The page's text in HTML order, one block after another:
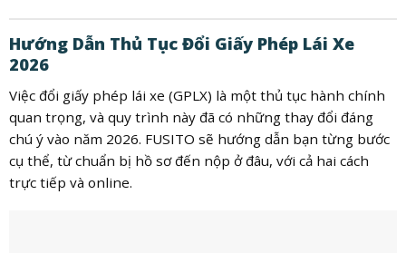
Hướng Dẫn Thủ Tục Đổi Giấy Phép Lái Xe
2026
Việc đổi giấy phép lái xe (GPLX) là một thủ tục hành chính
quan trọng, và quy trình này đã có những thay đổi đáng
chú ý vào năm 2026. FUSITO sẽ hướng dẫn bạn từng bước
cụ thể, từ chuẩn bị hồ sơ đến nộp ở đâu, với cả hai cách
trực tiếp và online.